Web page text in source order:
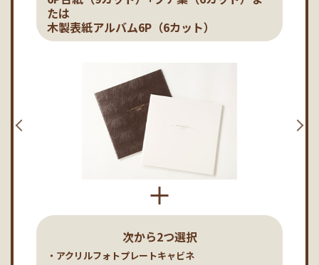
たは
木製表紙アルバム6P（6カット）
次から2つ選択
・アクリルフォトプレートキャビネ